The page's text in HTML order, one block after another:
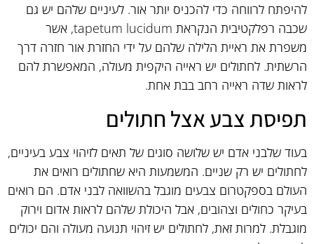
להיפתח לרווחה כדי להכניס יותר אור. לעיניים שלהם יש גם
שכבה רפלקטיבית הנקראת tapetum lucidum, אשר
משפרת את ראיית הלילה שלהם על ידי החזרת אור חזרה דרך
הרשתית. לחתולים יש ראייה היקפית מעולה, המאפשרת להם
לראות שדה ראייה רחב בבת אחת.
תפיסת צבע אצל חתולים
בעוד שלבני אדם יש שלושה סוגים של תאים לזיהוי צבע בעיניים,
לחתולים יש רק שניים. המשמעות היא שחתולים רואים את
העולם בספקטרום צבעים מוגבל בהשוואה לבני אדם. הם רואים
בעיקר כחולים וצהובים, אבל היכולת שלהם לראות אדום וירוק
מוגבלת. למרות זאת, לחתולים יש זיהוי תנועה מעולה והם יכולים